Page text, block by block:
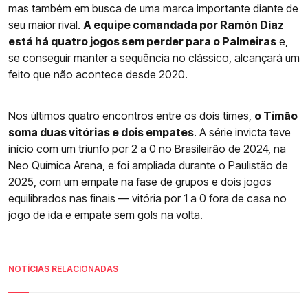
mas também em busca de uma marca importante diante de
seu maior rival. A equipe comandada por Ramón Díaz
está há quatro jogos sem perder para o Palmeiras e,
se conseguir manter a sequência no clássico, alcançará um
feito que não acontece desde 2020.
Nos últimos quatro encontros entre os dois times, o Timão
soma duas vitórias e dois empates. A série invicta teve
início com um triunfo por 2 a 0 no Brasileirão de 2024, na
Neo Química Arena, e foi ampliada durante o Paulistão de
2025, com um empate na fase de grupos e dois jogos
equilibrados nas finais — vitória por 1 a 0 fora de casa no
jogo de ida e empate sem gols na volta.
NOTÍCIAS RELACIONADAS